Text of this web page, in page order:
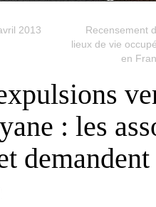
2013
Recensement
lieux de vie
en
: les